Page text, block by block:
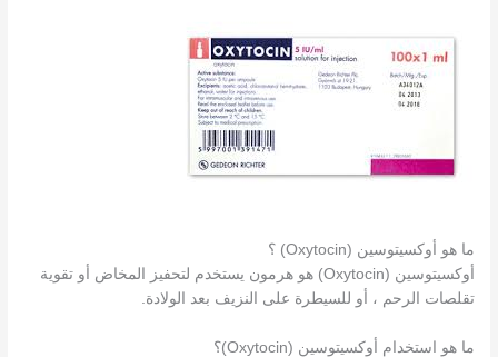
ما هو أوكسيتوسين (Oxytocin) ؟
أوكسيتوسين (Oxytocin) هو هرمون يستخدم لتحفيز المخاض أو تقوية
تقلصات الرحم ، أو للسيطرة على النزيف بعد الولادة.
ما هو استخدام أوكسيتوسين (Oxytocin)؟